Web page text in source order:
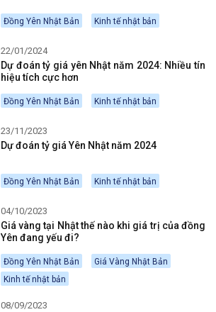
Đồng Yên Nhật Bản Kinh tế nhật bản
22/01/2024
Dự đoán tỷ giá yên Nhật năm 2024: Nhiều tín
hiệu tích cực hơn
Đồng Yên Nhật Bản Kinh tế nhật bản
23/11/2023
Dự đoán tỷ giá Yên Nhật năm 2024
Đồng Yên Nhật Bản Kinh tế nhật bản
04/10/2023
Giá vàng tại Nhật thế nào khi giá trị của đồng
Yên đang yếu đi?
Đồng Yên Nhật Bản
Giá Vàng Nhật Bản
Kinh tế nhật bản
08/09/2023